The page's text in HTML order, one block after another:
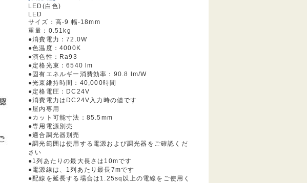
LED(白色)
LED
サイズ：高-9 幅-18mm
重量：0.51kg
●消費電力：72.0W
●色温度：4000K
●演色性：Ra93
●定格光束：6540 lm
●固有エネルギー消費効率：90.8 lm/W
●光束維持時間：40,000時間
●定格電圧：DC24V
●消費電力はDC24V入力時の値です
●屋内専用
●カット可能寸法：85.5mm
●専用電源別売
●適合調光器別売
●調光範囲は使用する電源および調光器をご確認くだ
さい
●1列あたりの最大長さは10mです
●電源線は、1列あたり最長7mです
●配線を延長する場合は1.25sq以上の電線をご使用く